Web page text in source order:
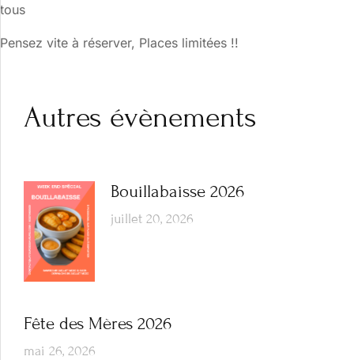
tous
Pensez vite à réserver, Places limitées !!
Autres évènements
Bouillabaisse 2026
juillet 20, 2026
Fête des Mères 2026
mai 26, 2026